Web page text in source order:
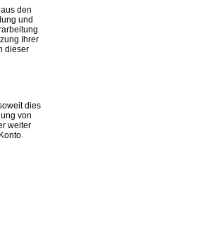
den
und
Ihrer
dieser
dies
von
weiter